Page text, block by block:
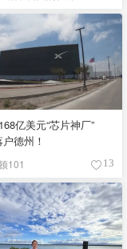
亿美元“芯片神厂”
德州！
101 13